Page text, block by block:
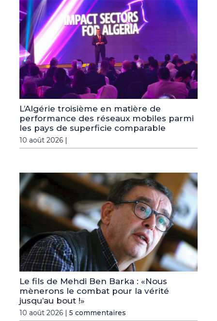
L’Algérie troisième en matière de
performance des réseaux mobiles parmi
les pays de superficie comparable
10 août 2026 |
Le fils de Mehdi Ben Barka : «Nous
mènerons le combat pour la vérité
jusqu’au bout !»
10 août 2026 | 5 commentaires